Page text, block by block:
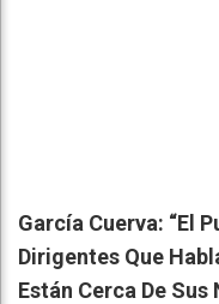
García Cuerva: “El
Dirigentes Que
Están Cerca De Sus